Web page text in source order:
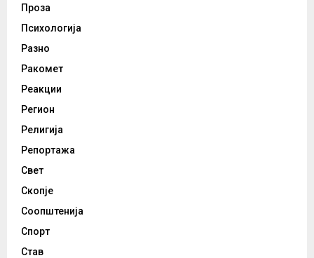
Проза
Психологија
Разно
Ракомет
Реакции
Регион
Религија
Репортажа
Свет
Скопје
Соопштенија
Спорт
Став